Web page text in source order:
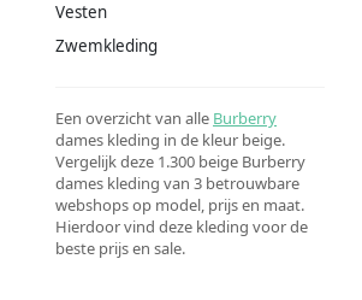
Vesten
Zwemkleding
Een overzicht van alle Burberry
dames kleding in de kleur beige.
Vergelijk deze 1.300 beige Burberry
dames kleding van 3 betrouwbare
webshops op model, prijs en maat.
Hierdoor vind deze kleding voor de
beste prijs en sale.